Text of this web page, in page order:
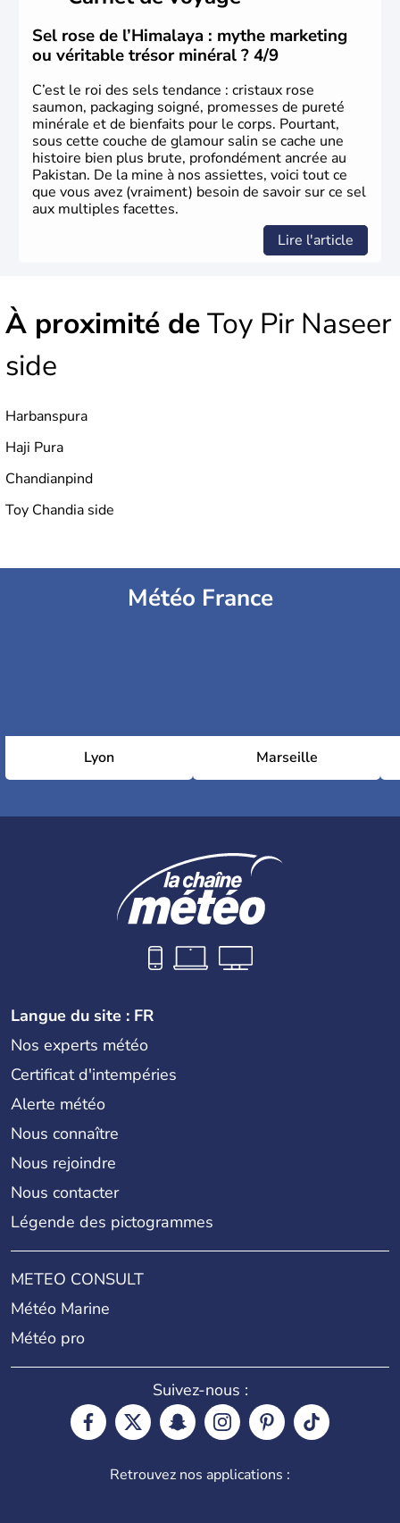
Sel rose de l’Himalaya : mythe marketing
ou véritable trésor minéral ? 4/9
C’est le roi des sels tendance : cristaux rose
saumon, packaging soigné, promesses de pureté
minérale et de bienfaits pour le corps. Pourtant,
sous cette couche de glamour salin se cache une
histoire bien plus brute, profondément ancrée au
Pakistan. De la mine à nos assiettes, voici tout ce
que vous avez (vraiment) besoin de savoir sur ce sel
aux multiples facettes.
Lire l'article
À proximité deToy Pir Naseer
side
Harbanspura
Haji Pura
Chandianpind
Toy Chandia side
Météo France
Lyon Marseille
Langue du site : FR
Nos experts météo
Certificat d'intempéries
Alerte météo
Nous connaître
Nous rejoindre
Nous contacter
Légende des pictogrammes
METEO CONSULT
Météo Marine
Météo pro
Suivez-nous :
Retrouvez nos applications :